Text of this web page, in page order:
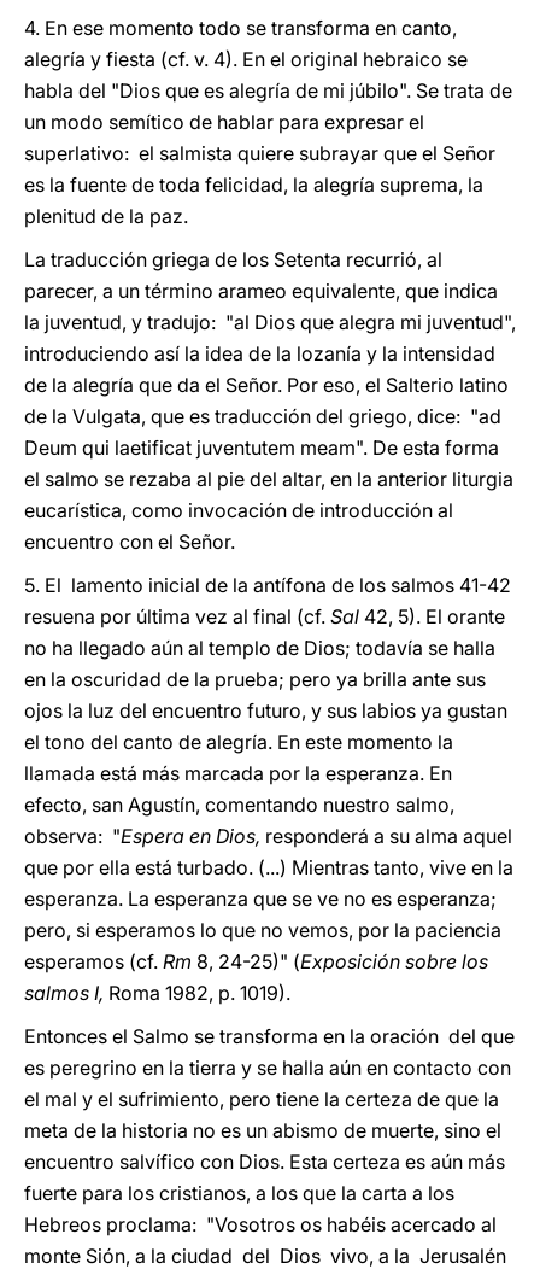
4. En ese momento todo se transforma en canto,
alegría y fiesta (cf. v. 4). En el original hebraico se
habla del "Dios que es alegría de mi júbilo". Se trata de
un modo semítico de hablar para expresar el
superlativo: el salmista quiere subrayar que el Señor
es la fuente de toda felicidad, la alegría suprema, la
plenitud de la paz.
La traducción griega de los Setenta recurrió, al
parecer, a un término arameo equivalente, que indica
la juventud, y tradujo: "al Dios que alegra mi juventud",
introduciendo así la idea de la lozanía y la intensidad
de la alegría que da el Señor. Por eso, el Salterio latino
de la Vulgata, que es traducción del griego, dice: "ad
Deum qui laetificat juventutem meam". De esta forma
el salmo se rezaba al pie del altar, en la anterior liturgia
eucarística, como invocación de introducción al
encuentro con el Señor.
5. El lamento inicial de la antífona de los salmos 41-42
resuena por última vez al final (cf. Sal 42, 5). El orante
no ha llegado aún al templo de Dios; todavía se halla
en la oscuridad de la prueba; pero ya brilla ante sus
ojos la luz del encuentro futuro, y sus labios ya gustan
el tono del canto de alegría. En este momento la
llamada está más marcada por la esperanza. En
efecto, san Agustín, comentando nuestro salmo,
observa: "Espera en Dios, responderá a su alma aquel
que por ella está turbado. (...) Mientras tanto, vive en la
esperanza. La esperanza que se ve no es esperanza;
pero, si esperamos lo que no vemos, por la paciencia
esperamos (cf. Rm 8, 24-25)" (Exposición sobre los
salmos I, Roma 1982, p. 1019).
Entonces el Salmo se transforma en la oración del que
es peregrino en la tierra y se halla aún en contacto con
el mal y el sufrimiento, pero tiene la certeza de que la
meta de la historia no es un abismo de muerte, sino el
encuentro salvífico con Dios. Esta certeza es aún más
fuerte para los cristianos, a los que la carta a los
Hebreos proclama: "Vosotros os habéis acercado al
monte Sión, a la ciudad del Dios vivo, a la Jerusalén